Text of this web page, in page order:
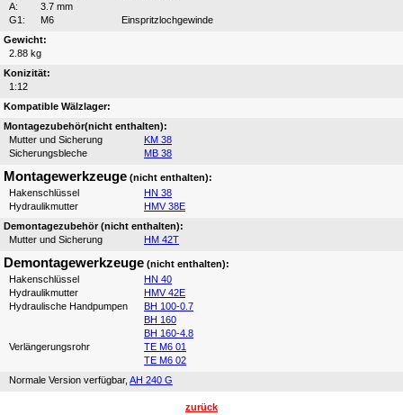
A:
3.7 mm
G1:
M6
Einspritzlochgewinde
Gewicht:
2.88 kg
Konizität:
1:12
Kompatible Wälzlager:
Montagezubehör(nicht enthalten):
Mutter und Sicherung
KM 38
Sicherungsbleche
MB 38
Montagewerkzeuge (nicht enthalten):
Hakenschlüssel
HN 38
Hydraulikmutter
HMV 38E
Demontagezubehör (nicht enthalten):
Mutter und Sicherung
HM 42T
Demontagewerkzeuge (nicht enthalten):
Hakenschlüssel
HN 40
Hydraulikmutter
HMV 42E
Hydraulische Handpumpen
BH 100-0.7
BH 160
BH 160-4.8
Verlängerungsrohr
TE M6 01
TE M6 02
Normale Version verfügbar, AH 240 G
zurück